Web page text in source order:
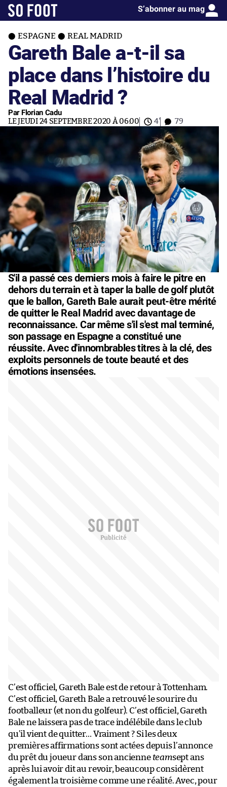
S’abonner au mag
ESPAGNE REAL MADRID
Gareth Bale a-t-il sa
place dans l’histoire du
Real Madrid ?
Par Florian Cadu
LE JEUDI 24 SEPTEMBRE 2020 À 06:00 4' 79
S'il a passé ces derniers mois à faire le pitre en
dehors du terrain et à taper la balle de golf plutôt
que le ballon, Gareth Bale aurait peut-être mérité
de quitter le Real Madrid avec davantage de
reconnaissance. Car même s'il s'est mal terminé,
son passage en Espagne a constitué une
réussite. Avec d'innombrables titres à la clé, des
exploits personnels de toute beauté et des
émotions insensées.
C’est officiel, Gareth Bale est de retour à Tottenham.
C’est officiel, Gareth Bale a retrouvé le sourire du
footballeur (et non du golfeur). C’est officiel, Gareth
Bale ne laissera pas de trace indélébile dans le club
qu’il vient de quitter… Vraiment ? Si les deux
premières affirmations sont actées depuis l’annonce
du prêt du joueur dans son ancienneteamsept ans
après lui avoir dit au revoir, beaucoup considèrent
également la troisième comme une réalité. Avec, pour